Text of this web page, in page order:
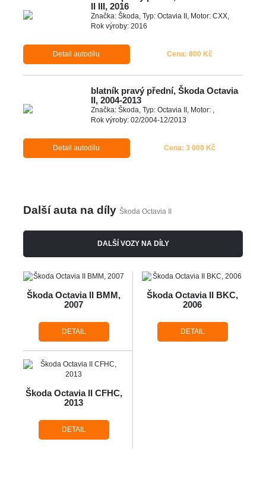
II III, 2016
Značka: Škoda, Typ: Octavia II, Motor: CXX,
Rok výroby: 2016
Detail autodílu Cena: 800 Kč
blatník pravý přední, Škoda Octavia
II, 2004-2013
Značka: Škoda, Typ: Octavia II, Motor: ,
Rok výroby: 02/2004-12/2013
Detail autodílu Cena: 3 000 Kč
Další auta na díly Škoda Octavia II
DALŠÍ VOZY NA DÍLY
Škoda Octavia II BMM,
2007
DETAIL
Škoda Octavia II BKC,
2006
DETAIL
Škoda Octavia II CFHC,
2013
DETAIL